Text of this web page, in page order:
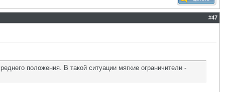
#47
положения. В такой ситуации мягкие ограничители -